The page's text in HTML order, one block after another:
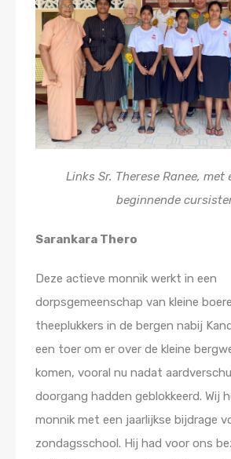
Links Sr. Therese Ranee, met
beginnende
Sarankara Thero
Deze actieve monnik werkt in een
dorpsgemeenschap van kleine
theeplukkers in de bergen nabij
een toer om er over de kleine
komen, vooral nu nadat
doorgang hadden geblokkeerd. Wij
monnik met een jaarlijkse bijdrage
zondagsschool. Hij had voor ons